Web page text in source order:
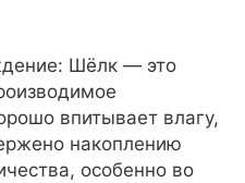
Шёлк — это
впитывает влагу,
накоплению
особенно во